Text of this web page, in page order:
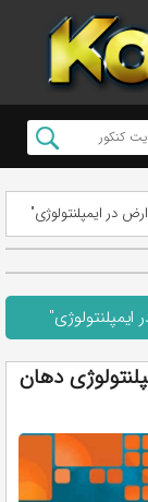
در ایمپلنتولوژی"
دهان